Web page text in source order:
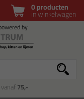
0 producten
in winkelwagen
vanaf75,-